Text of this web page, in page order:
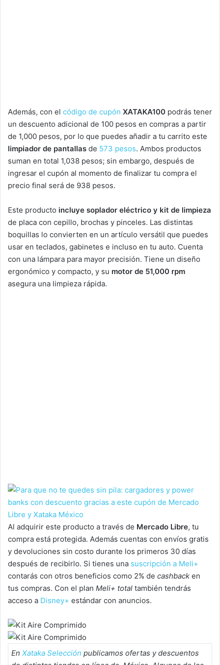
Además, con el código de cupón XATAKA100 podrás tener
un descuento adicional de 100 pesos en compras a partir
de 1,000 pesos, por lo que puedes añadir a tu carrito este
limpiador de pantallas de 573 pesos. Ambos productos
suman en total 1,038 pesos; sin embargo, después de
ingresar el cupón al momento de finalizar tu compra el
precio final será de 938 pesos.
Este producto incluye soplador eléctrico y kit de limpieza
de placa con cepillo, brochas y pinceles. Las distintas
boquillas lo convierten en un artículo versátil que puedes
usar en teclados, gabinetes e incluso en tu auto. Cuenta
con una lámpara para mayor precisión. Tiene un diseño
ergonómico y compacto, y su motor de 51,000 rpm
asegura una limpieza rápida.
Al adquirir este producto a través de Mercado Libre, tu
compra está protegida. Además cuentas con envíos gratis
y devoluciones sin costo durante los primeros 30 días
después de recibirlo. Si tienes una suscripción a Meli+
contarás con otros beneficios como 2% de cashback en
tus compras. Con el plan Meli+ total también tendrás
acceso a Disney+ estándar con anuncios.
En Xataka Selección publicamos ofertas y descuentos